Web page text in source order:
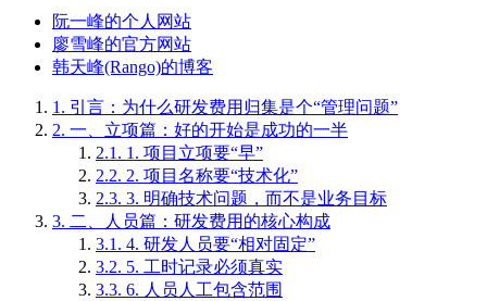
阮一峰的个人网站
廖雪峰的官方网站
韩天峰(Rango)的博客
1. 引言：为什么研发费用归集是个“管理问题”
2. 一、立项篇：好的开始是成功的一半
2.1. 1. 项目立项要“早”
2.2. 2. 项目名称要“技术化”
2.3. 3. 明确技术问题，而不是业务目标
3. 二、人员篇：研发费用的核心构成
3.1. 4. 研发人员要“相对固定”
3.2. 5. 工时记录必须真实
3.3. 6. 人员人工包含范围